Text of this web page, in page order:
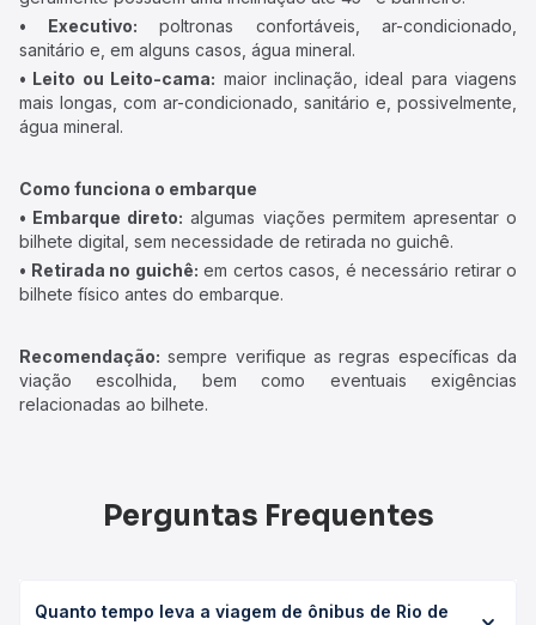
• Executivo: poltronas confortáveis, ar-condicionado,
sanitário e, em alguns casos, água mineral.
• Leito ou Leito-cama: maior inclinação, ideal para viagens
mais longas, com ar-condicionado, sanitário e, possivelmente,
água mineral.
Como funciona o embarque
• Embarque direto: algumas viações permitem apresentar o
bilhete digital, sem necessidade de retirada no guichê.
• Retirada no guichê: em certos casos, é necessário retirar o
bilhete físico antes do embarque.
Recomendação: sempre verifique as regras específicas da
viação escolhida, bem como eventuais exigências
relacionadas ao bilhete.
Perguntas Frequentes
Quanto tempo leva a viagem de ônibus de Rio de